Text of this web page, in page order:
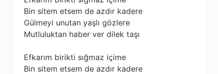
Bin sitem etsem de azdır kadere
Gülmeyi unutan yaşlı gözlere
Mutluluktan haber ver dilek taşı
Efkarım birikti sığmaz içime
Bin sitem etsem de azdır kadere